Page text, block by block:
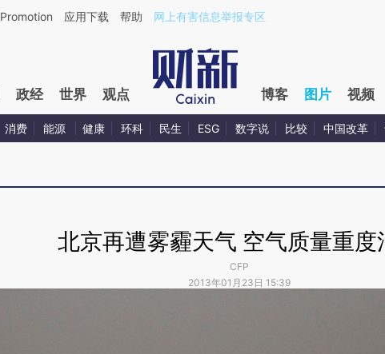
Promotion 应用下载 帮助 网上有害信息举报专区
政经 世界 观点 博客 图片 视频
消费 能源 健康 环科 民生 ESG 数字说 比较 中国改革
北京再遭雾霾天气 空气质量重度
CFP
2013年01月23日 15:39